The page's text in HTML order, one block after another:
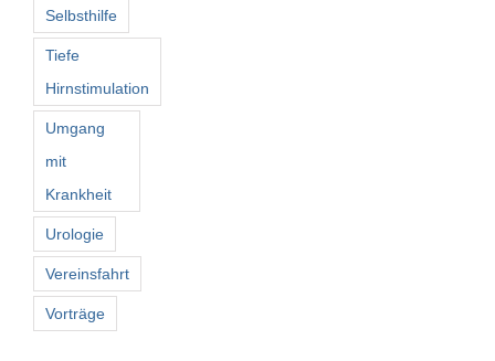
Selbsthilfe
Tiefe
Hirnstimulation
Umgang
mit
Krankheit
Urologie
Vereinsfahrt
Vorträge